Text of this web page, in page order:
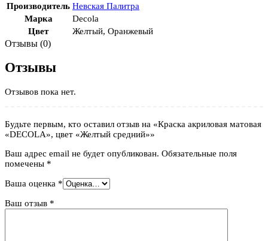
Производитель Невская Палитра
Марка
Decola
Цвет
Желтый, Оранжевый
Отзывы (0)
Отзывы
Отзывов пока нет.
Будьте первым, кто оставил отзыв на «Краска акриловая матовая
«DECOLA», цвет «Желтый средний»»
Ваш адрес email не будет опубликован. Обязательные поля
помечены *
Ваша оценка *
Ваш отзыв *